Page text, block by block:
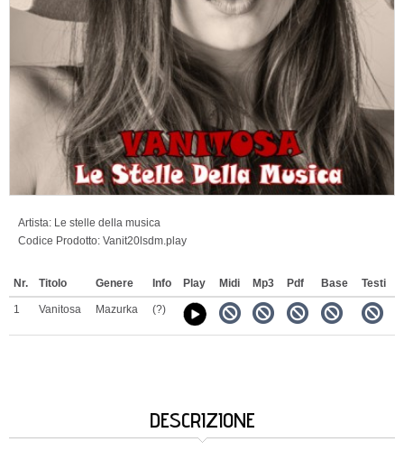
Artista: Le stelle della musica
Codice Prodotto: Vanit20lsdm.play
Nr. Titolo Genere Info Play Midi Mp3 Pdf Base Testi
1 Vanitosa Mazurka (?)
DESCRIZIONE